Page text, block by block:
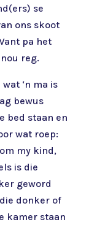
se
ons skoot
pa het
reg.
‘n ma is
bewus
bed staan en
wat roep:
my kind,
is die
geword
donker of
kamer staan